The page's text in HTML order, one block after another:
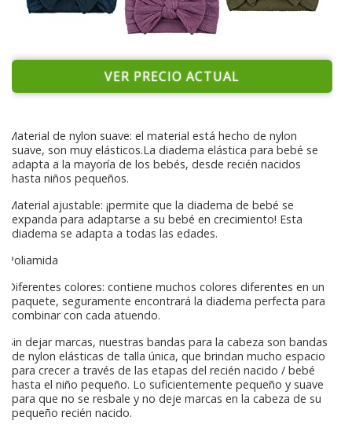
VER PRECIO ACTUAL
Material de nylon suave: el material está hecho de nylon
suave, son muy elásticos.La diadema elástica para bebé se
adapta a la mayoría de los bebés, desde recién nacidos
hasta niños pequeños.
Material ajustable: ¡permite que la diadema de bebé se
expanda para adaptarse a su bebé en crecimiento! Esta
diadema se adapta a todas las edades.
Poliamida
Diferentes colores: contiene muchos colores diferentes en un
paquete, seguramente encontrará la diadema perfecta para
combinar con cada atuendo.
Sin dejar marcas, nuestras bandas para la cabeza son bandas
de nylon elásticas de talla única, que brindan mucho espacio
para crecer a través de las etapas del recién nacido / bebé
hasta el niño pequeño. Lo suficientemente pequeño y suave
para que no se resbale y no deje marcas en la cabeza de su
pequeño recién nacido.